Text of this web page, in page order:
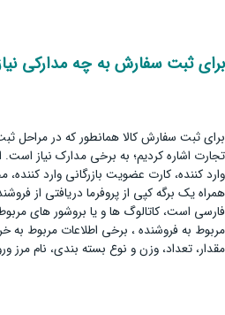
برای ثبت سفارش به چه مدارکی
برای ثبت سفارش کالا همانطور که در مراحل
تجارت اشاره کردیم؛ به برخی مدارک نیاز است.
وارد کننده، کارت عضویت بازرگانی وارد
همراه یک برگه کپی از پروفرما دریافتی از
فارسی است، کاتالوگ ها و یا بروشور های
مربوط به فروشنده ، برخی اطلاعات مربوط به
مقدار، تعداد، وزن و نوع بسته بندی، نام